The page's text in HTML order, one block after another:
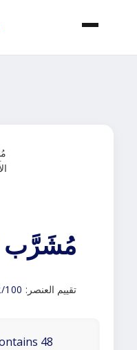
مُشَرَّب
تقييم العنصر: 100
48